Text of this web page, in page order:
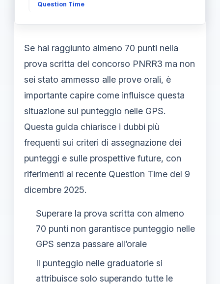
Question Time
Se hai raggiunto almeno 70 punti nella
prova scritta del concorso PNRR3 ma non
sei stato ammesso alle prove orali, è
importante capire come influisce questa
situazione sul punteggio nelle GPS.
Questa guida chiarisce i dubbi più
frequenti sui criteri di assegnazione dei
punteggi e sulle prospettive future, con
riferimenti al recente Question Time del 9
dicembre 2025.
Superare la prova scritta con almeno
70 punti non garantisce punteggio nelle
GPS senza passare all’orale
Il punteggio nelle graduatorie si
attribuisce solo superando tutte le